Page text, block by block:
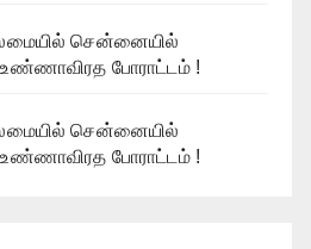
சென்னையில்
உண்ணாவிரத போராட்டம் !
சென்னையில்
உண்ணாவிரத போராட்டம் !